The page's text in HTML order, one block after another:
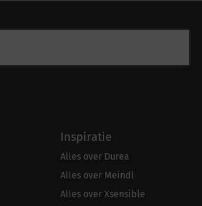
Inspiratie
Alles over Durea
Alles over Meindl
Alles over Xsensible